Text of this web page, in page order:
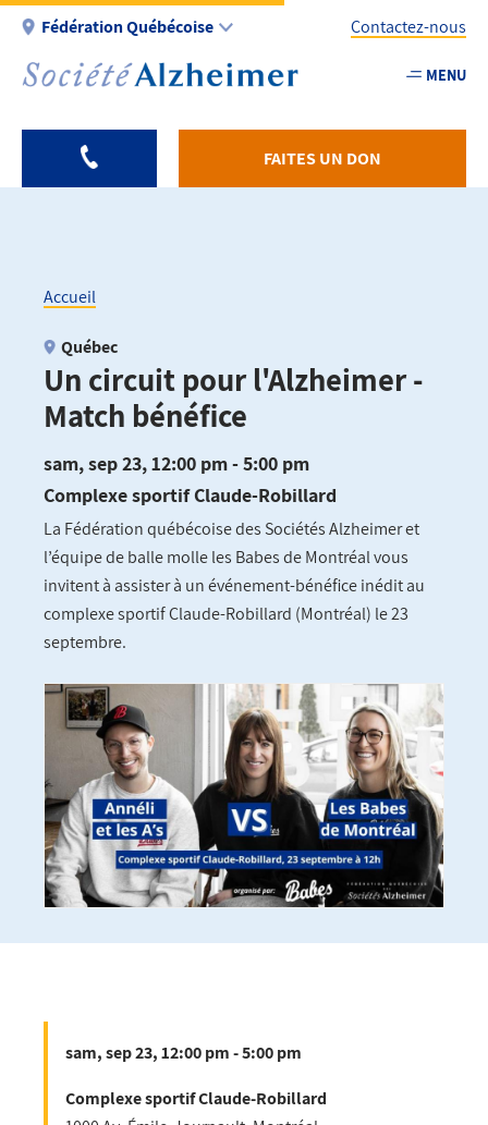
Aller
contenu
Fédération Québécoise
-
Fr
-
Contactez-nous
MENU
FAITES UN DON
Fil
d'Ariane
Accueil
Un circuit pour l'Alzheimer -
Match bénéfice
Québec
sam, sep 23, 12:00 pm - 5:00 pm
Complexe sportif Claude-Robillard
La Fédération québécoise des Sociétés Alzheimer et
l’équipe de balle molle les Babes de Montréal vous
invitent à assister à un événement-bénéfice inédit au
complexe sportif Claude-Robillard (Montréal) le 23
septembre.
sam, sep 23, 12:00 pm - 5:00 pm
Complexe sportif Claude-Robillard